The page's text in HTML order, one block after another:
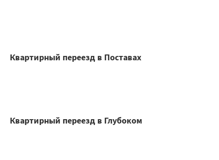
Квартирный переезд в Поставах
Квартирный переезд в Глубоком